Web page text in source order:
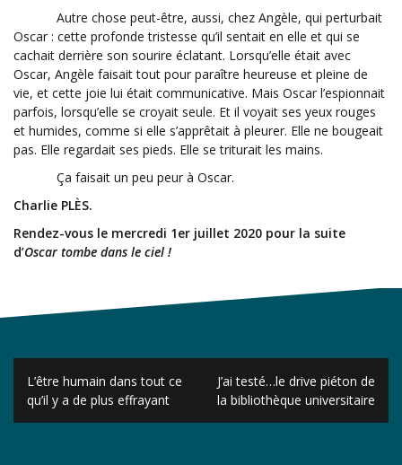
Autre chose peut-être, aussi, chez Angèle, qui perturbait
Oscar : cette profonde tristesse qu’il sentait en elle et qui se
cachait derrière son sourire éclatant. Lorsqu’elle était avec
Oscar, Angèle faisait tout pour paraître heureuse et pleine de
vie, et cette joie lui était communicative. Mais Oscar l’espionnait
parfois, lorsqu’elle se croyait seule. Et il voyait ses yeux rouges
et humides, comme si elle s’apprêtait à pleurer. Elle ne bougeait
pas. Elle regardait ses pieds. Elle se triturait les mains.
Ça faisait un peu peur à Oscar.
Charlie PLÈS.
Rendez-vous le mercredi 1er juillet 2020 pour la suite
d’Oscar tombe dans le ciel !
Navigation
de
l’article
L’être humain dans tout ce
qu’il y a de plus effrayant
J’ai testé…le drive piéton de
la bibliothèque universitaire